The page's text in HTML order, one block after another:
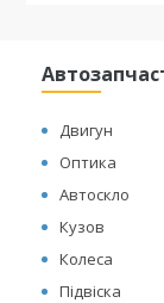
Двигун
Оптика
Автоскло
Кузов
Колеса
Підвіска